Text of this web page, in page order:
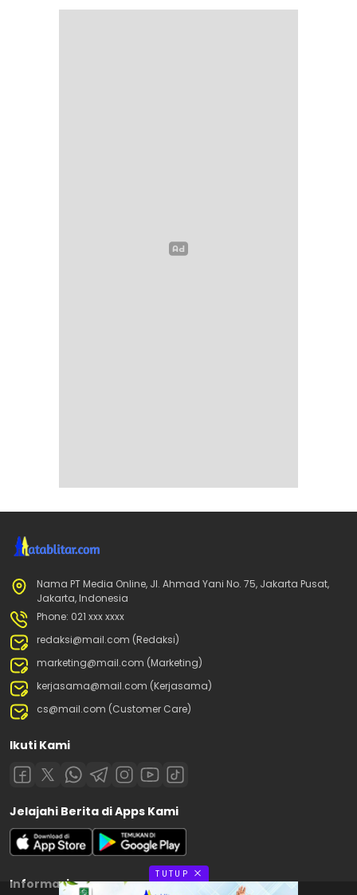
Nama PT Media Online, Jl. Ahmad Yani No. 75, Jakarta Pusat,
Jakarta, Indonesia
Phone: 021 xxx xxxx
redaksi@mail.com (Redaksi)
marketing@mail.com (Marketing)
kerjasama@mail.com (Kerjasama)
cs@mail.com (Customer Care)
Ikuti Kami
Jelajahi Berita di Apps Kami
Informasi
TUTUP